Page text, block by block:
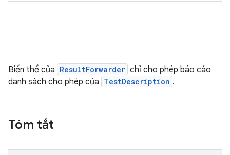
Biến thể của ResultForwarder chỉ cho phép báo cáo
danh sách cho phép của TestDescription .
Tóm tắt